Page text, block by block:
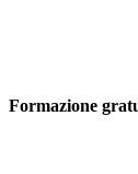
Formazione